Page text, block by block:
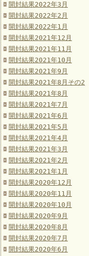
開封結果2022年3月
開封結果2022年2月
開封結果2022年1月
開封結果2021年12月
開封結果2021年11月
開封結果2021年10月
開封結果2021年9月
開封結果2021年8月その2
開封結果2021年8月
開封結果2021年7月
開封結果2021年6月
開封結果2021年5月
開封結果2021年4月
開封結果2021年3月
開封結果2021年2月
開封結果2021年1月
開封結果2020年12月
開封結果2020年11月
開封結果2020年10月
開封結果2020年9月
開封結果2020年8月
開封結果2020年7月
開封結果2020年6月